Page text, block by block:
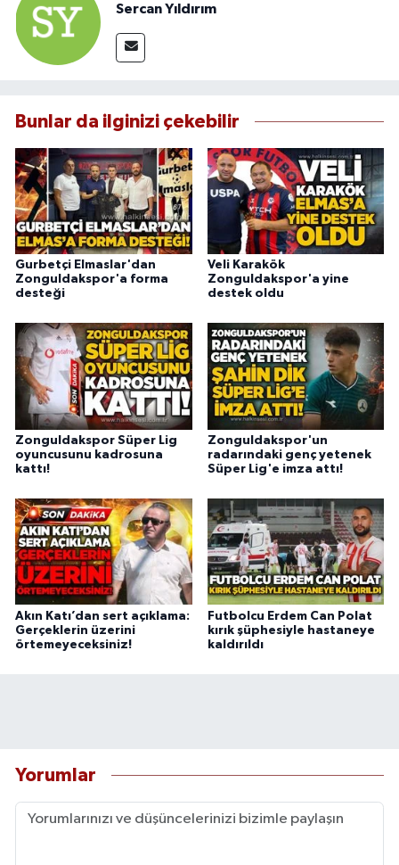
Sercan Yıldırım
Bunlar da ilginizi çekebilir
Gurbetçi Elmaslar'dan
Zonguldakspor'a forma
desteği
Veli Karakök
Zonguldakspor'a yine
destek oldu
Zonguldakspor Süper Lig
oyuncusunu kadrosuna
kattı!
Zonguldakspor'un
radarındaki genç yetenek
Süper Lig'e imza attı!
Akın Katı’dan sert açıklama:
Gerçeklerin üzerini
örtemeyeceksiniz!
Futbolcu Erdem Can Polat
kırık şüphesiyle hastaneye
kaldırıldı
Yorumlar